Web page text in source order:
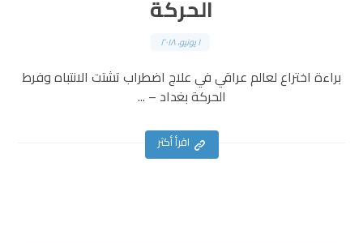
الحركة
١ يونيو، ٢٠١٨
براءة اختراع لعالم عراقي في علاج اضطراب تشتت الانتباه وفرط
الحركة بغداد – ...
اقرأ أكثر